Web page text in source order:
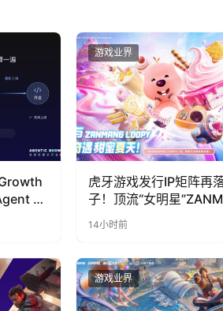
时
游戏业界
虎牙游戏发行IP矩阵再
子！顶流“女明星
LOOPY 正版3D消除手
奇遇》惊喜曝光
14小时前
游戏业界